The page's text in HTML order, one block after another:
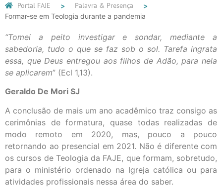
Portal FAJE Palavra & Presença
Formar-se em Teologia durante a pandemia
“Tomei a peito investigar e sondar, mediante a
sabedoria, tudo o que se faz sob o sol. Tarefa ingrata
essa, que Deus entregou aos filhos de Adão, para nela
se aplicarem” (Ecl 1,13).
Geraldo De Mori SJ
A conclusão de mais um ano acadêmico traz consigo as
cerimônias de formatura, quase todas realizadas de
modo remoto em 2020, mas, pouco a pouco
retornando ao presencial em 2021. Não é diferente com
os cursos de Teologia da FAJE, que formam, sobretudo,
para o ministério ordenado na Igreja católica ou para
atividades profissionais nessa área do saber.